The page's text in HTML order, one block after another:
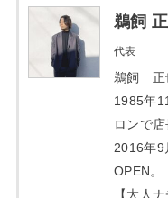
鵜飼
代表
鵜飼 正
1985年
ロンで
2016年9
OPEN。
【大人